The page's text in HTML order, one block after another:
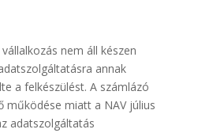
nem áll készen
annak
a felkészülést. A számlázó
működése miatt a NAV július
adatszolgáltatás